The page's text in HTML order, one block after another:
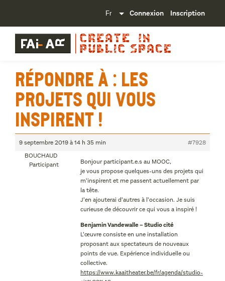
Connexion Inscription
Répondre à : Les
projets qui vous
inspirent !
9 septembre 2019 à 14 h 35 min
#7928
BOUCHAUD
Participant
Bonjour participant.e.s au MOOC,
je vous propose quelques-uns des projets qui
m’inspirent et me passent actuellement par
la tête.
J’en ajouterai d’autres à l’occasion. Je suis
curieuse de découvrir ce qui vous a inspiré !
Benjamin Vandewalle – Studio cité
L’œuvre consiste en une installation
proposant aux spectateurs de nouveaux
points de vue. Expérience individuelle ou
collective.
https://www.kaaitheater.be/fr/agenda/studio-